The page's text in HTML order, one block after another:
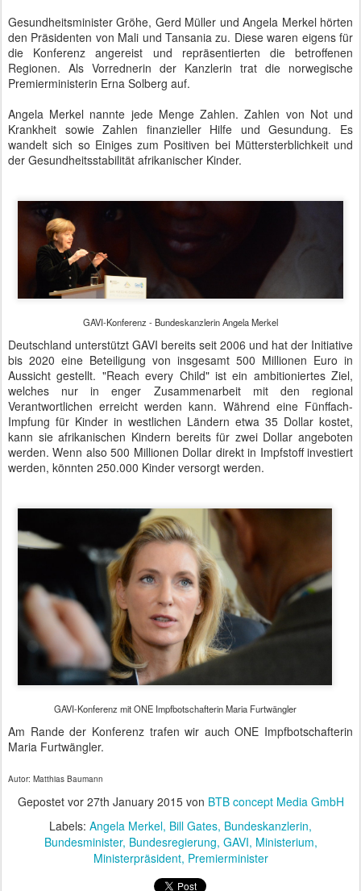
Gesundheitsminister Gröhe, Gerd Müller und Angela Merkel hörten
den Präsidenten von Mali und Tansania zu. Diese waren eigens für
die Konferenz angereist und repräsentierten die betroffenen
Regionen. Als Vorrednerin der Kanzlerin trat die norwegische
Premierministerin Erna Solberg auf.
Angela Merkel nannte jede Menge Zahlen. Zahlen von Not und
Krankheit sowie Zahlen finanzieller Hilfe und Gesundung. Es
wandelt sich so Einiges zum Positiven bei Müttersterblichkeit und
der Gesundheitsstabilität afrikanischer Kinder.
GAVI-Konferenz - Bundeskanzlerin Angela Merkel
Deutschland unterstützt GAVI bereits seit 2006 und hat der Initiative
bis 2020 eine Beteiligung von insgesamt 500 Millionen Euro in
Aussicht gestellt. "Reach every Child" ist ein ambitioniertes Ziel,
welches nur in enger Zusammenarbeit mit den regional
Verantwortlichen erreicht werden kann. Während eine Fünffach-
Impfung für Kinder in westlichen Ländern etwa 35 Dollar kostet,
kann sie afrikanischen Kindern bereits für zwei Dollar angeboten
werden. Wenn also 500 Millionen Dollar direkt in Impfstoff investiert
werden, könnten 250.000 Kinder versorgt werden.
GAVI-Konferenz mit ONE Impfbotschafterin Maria Furtwängler
Am Rande der Konferenz trafen wir auch ONE Impfbotschafterin
Maria Furtwängler.
Autor: Matthias Baumann
Gepostet vor 27th January 2015von BTB concept Media GmbH
Labels: Angela Merkel Bill Gates Bundeskanzlerin
Bundesminister Bundesregierung GAVI Ministerium
Ministerpräsident Premierminister